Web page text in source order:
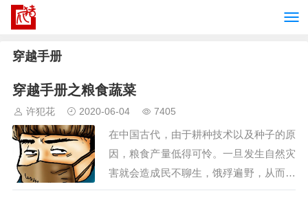
穿越手册
穿越手册之粮食蔬菜
许犯花 2020-06-04 7405
在中国古代，由于耕种技术以及种子的原
因，粮食产量低得可怜。一旦发生自然灾
害就会造成民不聊生，饿殍遍野，从而发
生各种农民起义，朝代更迭。 在众多穿